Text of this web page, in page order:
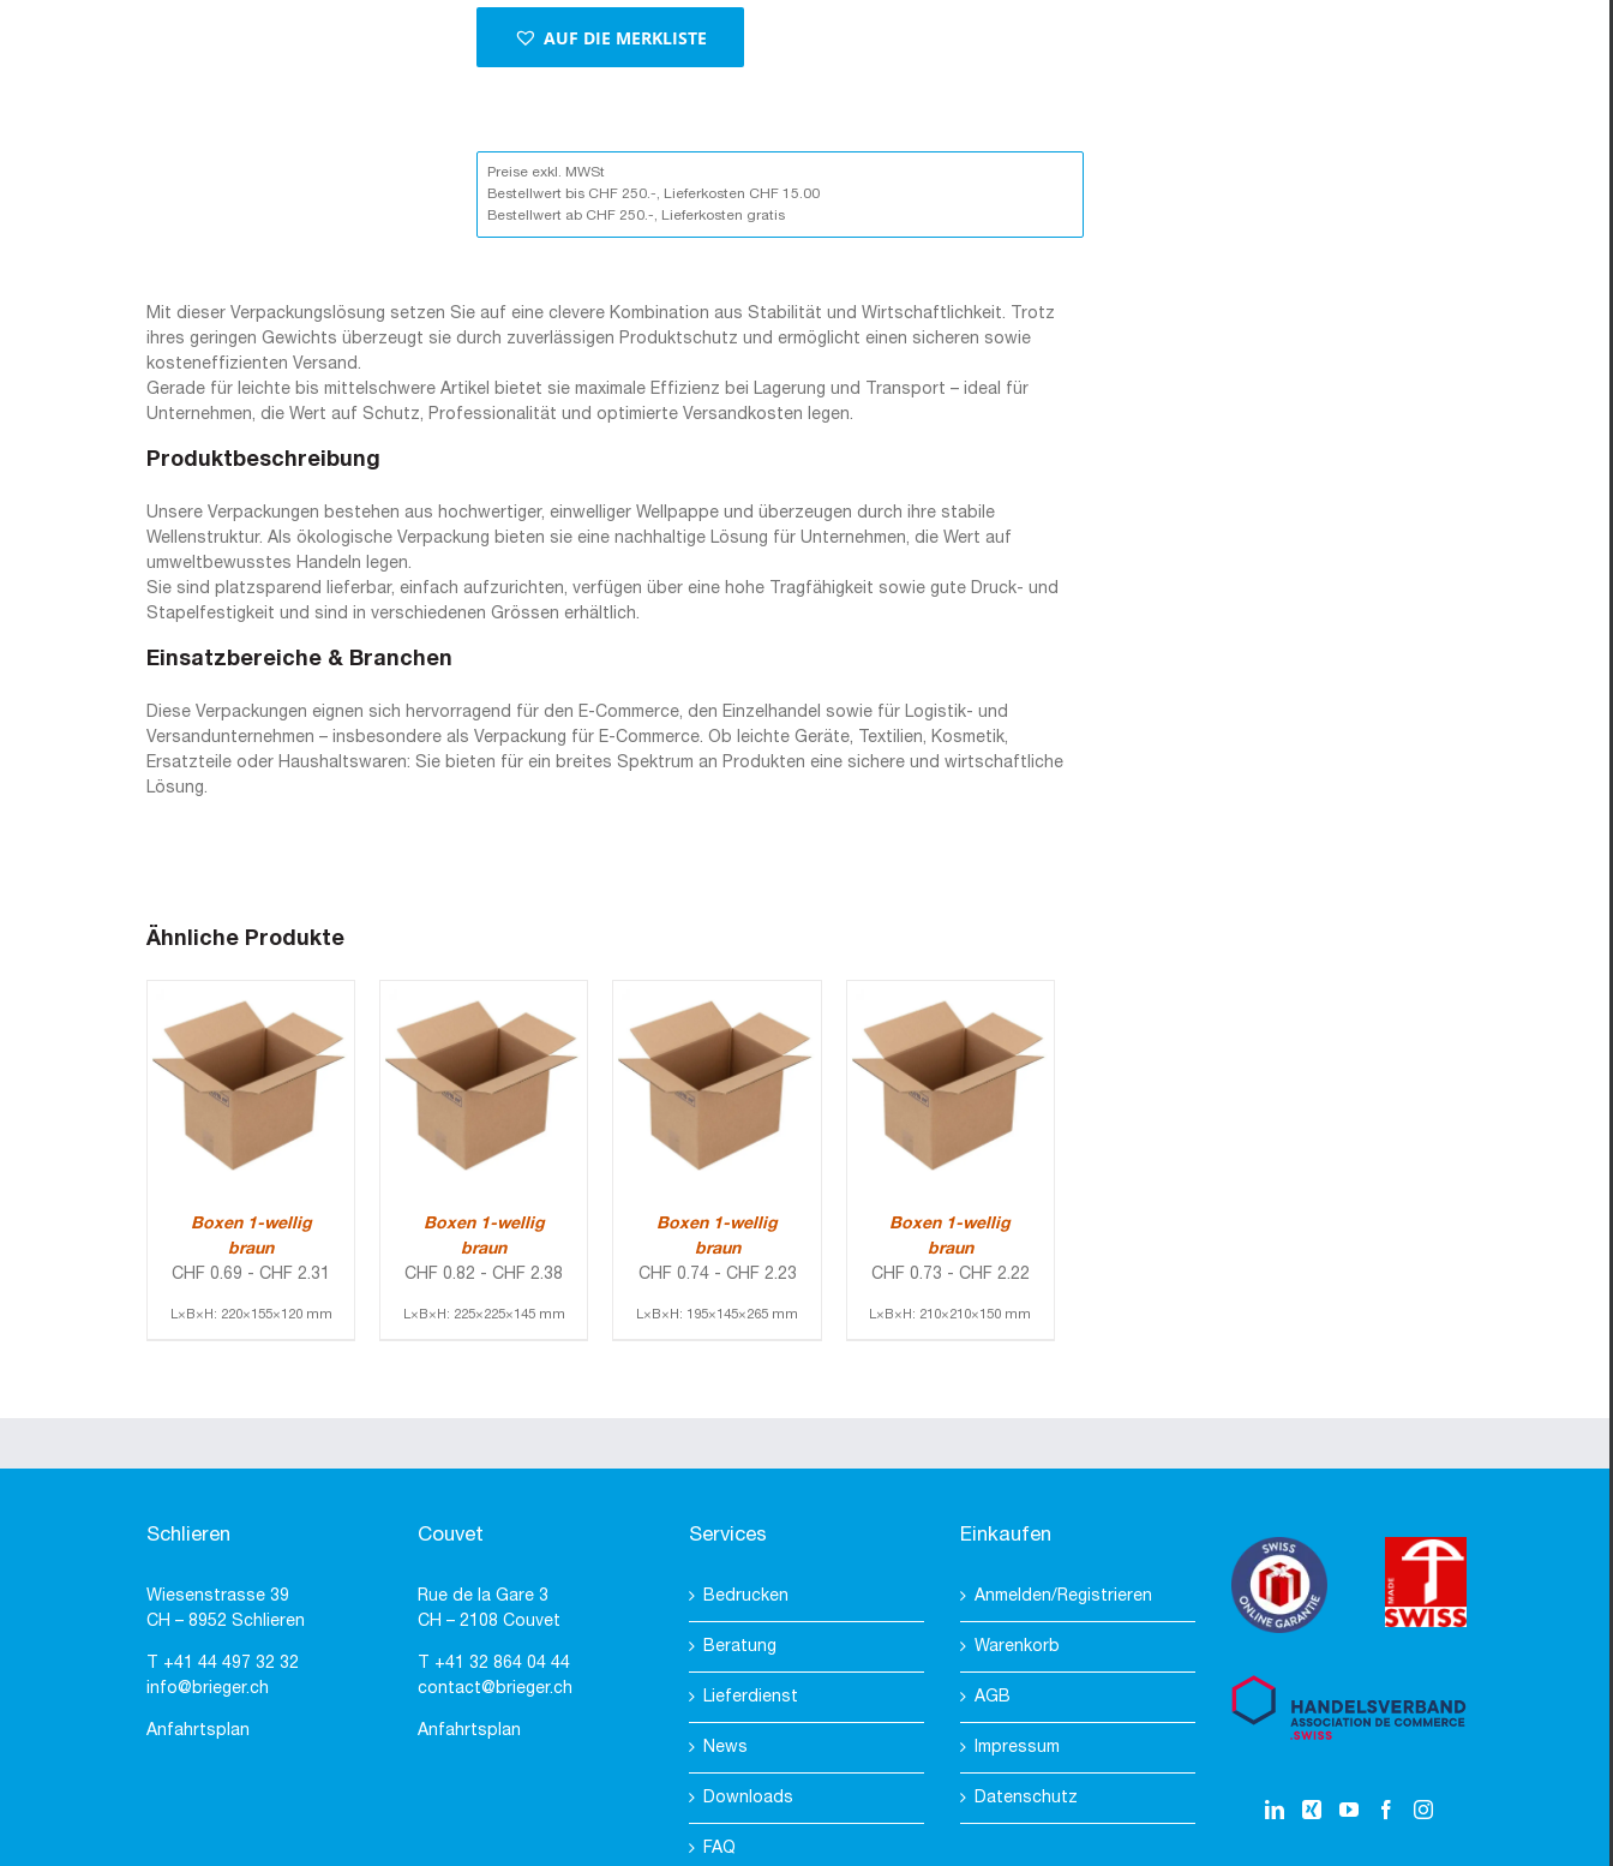
AUF DIE MERKLISTE
Preise exkl. MWSt
Bestellwert bis CHF 250.-, Lieferkosten CHF 15.00
Bestellwert ab CHF 250.-, Lieferkosten gratis
Mit dieser Verpackungslösung setzen Sie auf eine clevere Kombination aus Stabilität und Wirtschaftlichkeit. Trotz
ihres geringen Gewichts überzeugt sie durch zuverlässigen Produktschutz und ermöglicht einen sicheren sowie
kosteneffizienten Versand.
Gerade für leichte bis mittelschwere Artikel bietet sie maximale Effizienz bei Lagerung und Transport – ideal für
Unternehmen, die Wert auf Schutz, Professionalität und optimierte Versandkosten legen.
Produktbeschreibung
Unsere Verpackungen bestehen aus hochwertiger, einwelliger Wellpappe und überzeugen durch ihre stabile
Wellenstruktur. Als ökologische Verpackung bieten sie eine nachhaltige Lösung für Unternehmen, die Wert auf
umweltbewusstes Handeln legen.
Sie sind platzsparend lieferbar, einfach aufzurichten, verfügen über eine hohe Tragfähigkeit sowie gute Druck- und
Stapelfestigkeit und sind in verschiedenen Grössen erhältlich.
Einsatzbereiche & Branchen
Diese Verpackungen eignen sich hervorragend für den E-Commerce, den Einzelhandel sowie für Logistik- und
Versandunternehmen – insbesondere als Verpackung für E-Commerce. Ob leichte Geräte, Textilien, Kosmetik,
Ersatzteile oder Haushaltswaren: Sie bieten für ein breites Spektrum an Produkten eine sichere und wirtschaftliche
Lösung.
Ähnliche Produkte
Boxen 1-wellig
braun
CHF 0.69 -CHF 2.31
L×B×H: 220×155×120 mm
Boxen 1-wellig
braun
CHF 0.82 -CHF 2.38
L×B×H: 225×225×145 mm
Boxen 1-wellig
braun
CHF 0.74- CHF 2.23
L×B×H: 195×145×265 mm
Boxen 1-wellig
braun
CHF 0.73 - CHF 2.22
L×B×H: 210×210×150 mm
Schlieren
Wiesenstrasse 39
CH – 8952 Schlieren
+41 44 497 32 32
info@brieger.ch
Anfahrtsplan
Couvet
Rue de la Gare 3
CH – 2108 Couvet
+41 32 864 04 44
contact@brieger.ch
Anfahrtsplan
Services
Bedrucken
Beratung
Lieferdienst
News
Downloads
FAQ
Einkaufen
Anmelden/Registrieren
Warenkorb
AGB
Impressum
Datenschutz